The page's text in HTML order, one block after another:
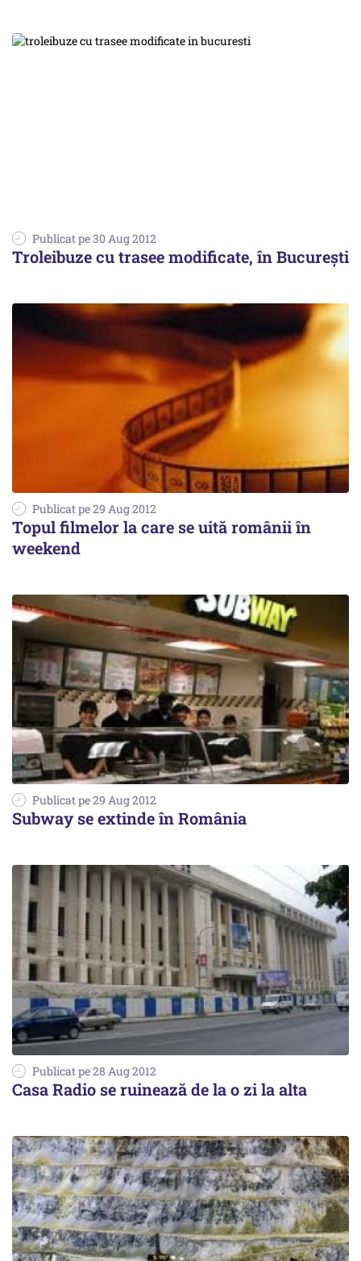
Publicat pe 30 Aug 2012
Troleibuze cu trasee modificate, în București
Publicat pe 29 Aug 2012
Topul filmelor la care se uită românii în
weekend
Publicat pe 29 Aug 2012
Subway se extinde în România
Publicat pe 28 Aug 2012
Casa Radio se ruinează de la o zi la alta